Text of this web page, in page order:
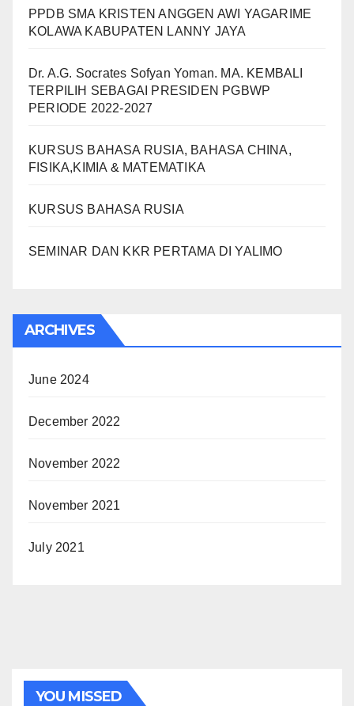
PPDB SMA KRISTEN ANGGEN AWI YAGARIME
KOLAWA KABUPATEN LANNY JAYA
Dr. A.G. Socrates Sofyan Yoman. MA. KEMBALI
TERPILIH SEBAGAI PRESIDEN PGBWP
PERIODE 2022-2027
KURSUS BAHASA RUSIA, BAHASA CHINA,
FISIKA,KIMIA & MATEMATIKA
KURSUS BAHASA RUSIA
SEMINAR DAN KKR PERTAMA DI YALIMO
ARCHIVES
June 2024
December 2022
November 2022
November 2021
July 2021
YOU MISSED